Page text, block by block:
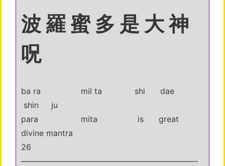
波 羅 蜜 多 是 大 神
呪
ba ra mil ta shi dae
shin ju
para mita is great
divine mantra
26
——————————————————————